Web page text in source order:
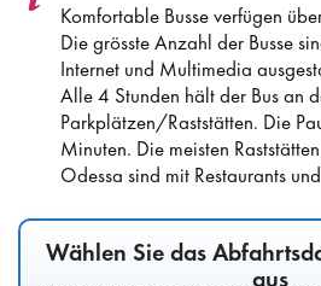
Komfortable Busse verfügen
Die grösste Anzahl der Busse
Internet und Multimedia
Alle 4 Stunden hält der Bus an
Parkplätzen/Raststätten. Die
Minuten. Die meisten
Odessa sind mit Restaurants
Wählen Sie das
aus